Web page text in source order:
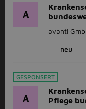
A
avanti
neu
GESPONSERT
A
Pflege